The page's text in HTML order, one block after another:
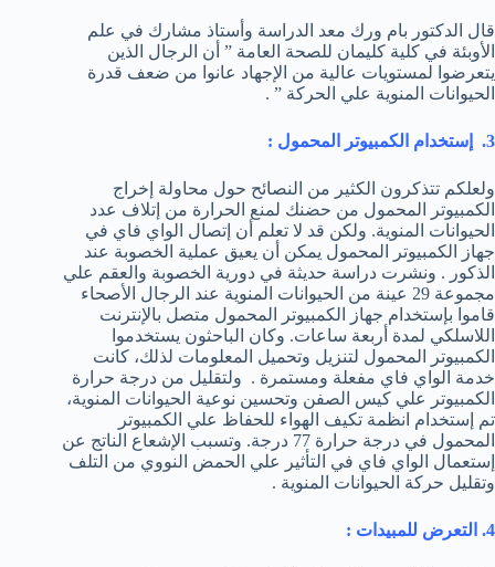
قال الدكتور بام ورك معد الدراسة وأستاذ مشارك في علم
الأوبئة في كلية كليمان للصحة العامة ” أن الرجال الذين
يتعرضوا لمستويات عالية من الإجهاد عانوا من ضعف قدرة
الحيوانات المنوية علي الحركة ” .
3. إستخدام الكمبيوتر المحمول :
ولعلكم تتذكرون الكثير من النصائح حول محاولة إخراج
الكمبيوتر المحمول من حضنك لمنع الحرارة من إتلاف عدد
الحيوانات المنوية. ولكن قد لا تعلم أن إتصال الواي فاي في
جهاز الكمبيوتر المحمول يمكن أن يعيق عملية الخصوبة عند
الذكور . ونشرت دراسة حديثة في دورية الخصوبة والعقم علي
مجموعة 29 عينة من الحيوانات المنوية عند الرجال الأصحاء
قاموا بإستخدام جهاز الكمبيوتر المحمول متصل بالإنترنت
اللاسلكي لمدة أربعة ساعات. وكان الباحثون يستخدموا
الكمبيوتر المحمول لتنزيل وتحميل المعلومات لذلك، كانت
خدمة الواي فاي مفعلة ومستمرة . ولتقليل من درجة حرارة
الكمبيوتر علي كيس الصفن وتحسين نوعية الحيوانات المنوية،
تم إستخدام انظمة تكيف الهواء للحفاظ علي الكمبيوتر
المحمول في درجة حرارة 77 درجة. وتسبب الإشعاع الناتج عن
إستعمال الواي فاي في التأثير علي الحمض النووي من التلف
وتقليل حركة الحيوانات المنوية .
4. التعرض للمبيدات :